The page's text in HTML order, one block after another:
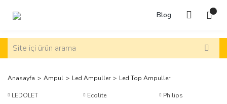
Blog
Anasayfa Ampul Led Ampuller Led Top Ampuller
LEDOLET Ecolite Philips